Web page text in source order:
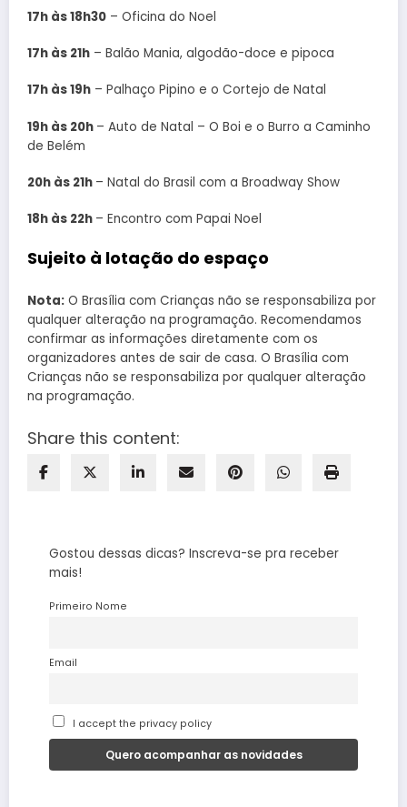
17h às 18h30 – Oficina do Noel
17h às 21h – Balão Mania, algodão-doce e pipoca
17h às 19h – Palhaço Pipino e o Cortejo de Natal
19h às 20h – Auto de Natal – O Boi e o Burro a Caminho
de Belém
20h às 21h – Natal do Brasil com a Broadway Show
18h às 22h – Encontro com Papai Noel
Sujeito à lotação do espaço
Nota: O Brasília com Crianças não se responsabiliza por
qualquer alteração na programação. Recomendamos
confirmar as informações diretamente com os
organizadores antes de sair de casa. O Brasília com
Crianças não se responsabiliza por qualquer alteração
na programação.
Share this content:
Gostou dessas dicas? Inscreva-se pra receber
mais!
Primeiro Nome
Email
I accept the privacy policy